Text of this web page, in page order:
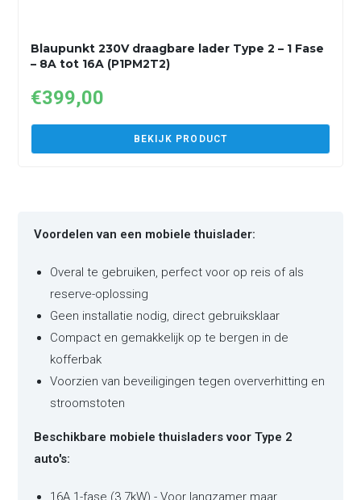
Blaupunkt 230V draagbare lader Type 2 – 1 Fase
– 8A tot 16A (P1PM2T2)
€399,00
BEKIJK PRODUCT
Voordelen van een mobiele thuislader:
Overal te gebruiken, perfect voor op reis of als
reserve-oplossing
Geen installatie nodig, direct gebruiksklaar
Compact en gemakkelijk op te bergen in de
kofferbak
Voorzien van beveiligingen tegen oververhitting en
stroomstoten
Beschikbare mobiele thuisladers voor Type 2
auto's:
16A 1-fase (3.7kW) - Voor langzamer maar